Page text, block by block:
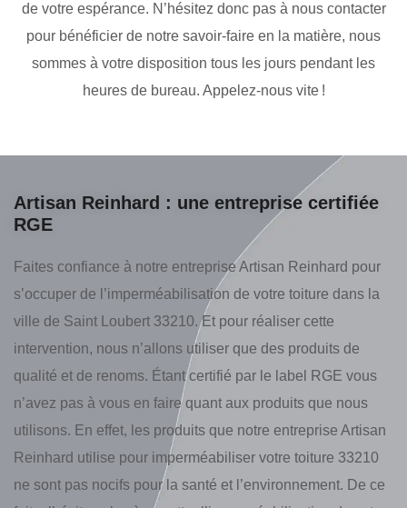
de votre espérance. N’hésitez donc pas à nous contacter
pour bénéficier de notre savoir-faire en la matière, nous
sommes à votre disposition tous les jours pendant les
heures de bureau. Appelez-nous vite !
Artisan Reinhard : une entreprise certifiée
RGE
Faites confiance à notre entreprise Artisan Reinhard pour
s’occuper de l’imperméabilisation de votre toiture dans la
ville de Saint Loubert 33210. Et pour réaliser cette
intervention, nous n’allons utiliser que des produits de
qualité et de renoms. Étant certifié par le label RGE vous
n’avez pas à vous en faire quant aux produits que nous
utilisons. En effet, les produits que notre entreprise Artisan
Reinhard utilise pour imperméabiliser votre toiture 33210
ne sont pas nocifs pour la santé et l’environnement. De ce